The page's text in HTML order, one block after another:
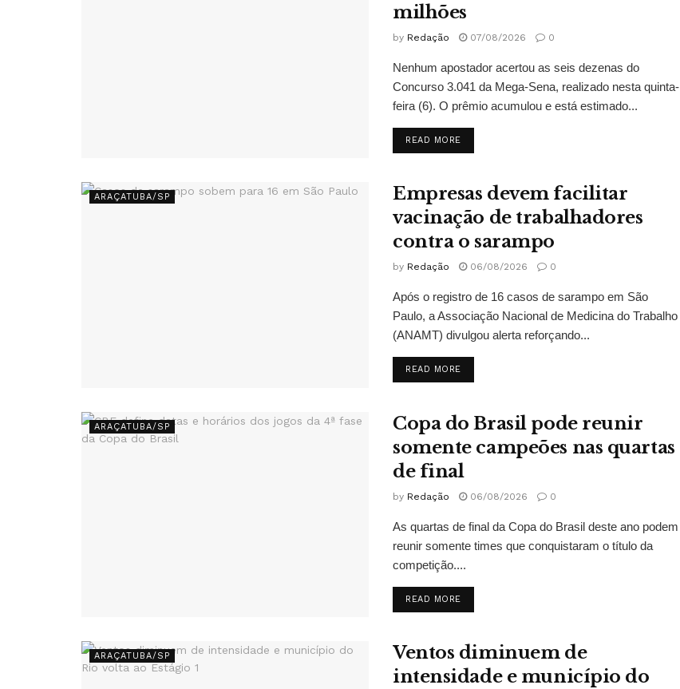
milhões
by Redação 07/08/2026 0
Nenhum apostador acertou as seis dezenas do
Concurso 3.041 da Mega-Sena, realizado nesta quinta-
feira (6). O prêmio acumulou e está estimado...
READ MOREDETAILS
ARAÇATUBA/SP
Empresas devem facilitar
vacinação de trabalhadores
contra o sarampo
by Redação 06/08/2026 0
Após o registro de 16 casos de sarampo em São
Paulo, a Associação Nacional de Medicina do Trabalho
(ANAMT) divulgou alerta reforçando...
READ MOREDETAILS
ARAÇATUBA/SP
Copa do Brasil pode reunir
somente campeões nas quartas
de final
by Redação 06/08/2026 0
As quartas de final da Copa do Brasil deste ano podem
reunir somente times que conquistaram o título da
competição....
READ MOREDETAILS
ARAÇATUBA/SP
Ventos diminuem de
intensidade e município do